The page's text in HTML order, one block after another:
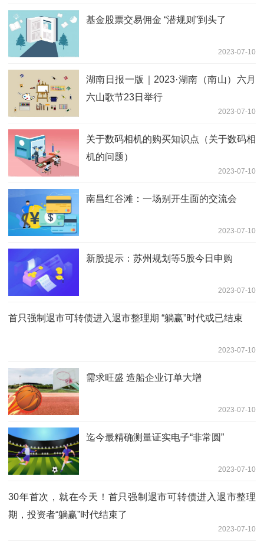
基金股票交易佣金 “潜规则”到头了
2023-07-10
湖南日报一版｜2023·湖南（南山）六月
六山歌节23日举行
2023-07-10
关于数码相机的购买知识点（关于数码相
机的问题）
2023-07-10
南昌红谷滩：一场别开生面的交流会
2023-07-10
新股提示：苏州规划等5股今日申购
2023-07-10
首只强制退市可转债进入退市整理期 “躺赢”时代或已结束
2023-07-10
需求旺盛 造船企业订单大增
2023-07-10
迄今最精确测量证实电子“非常圆”
2023-07-10
30年首次，就在今天！首只强制退市可转债进入退市整理
期，投资者“躺赢”时代结束了
2023-07-10